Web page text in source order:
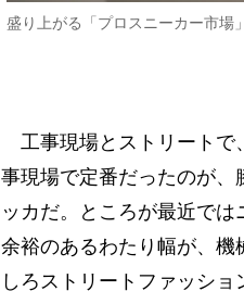
盛り上がる「プロスニーカー市場」
工事現場とストリートで
事現場で定番だったのが
ッカだ。ところが最近では
余裕のあるわたり幅が、
しろストリートファッシ